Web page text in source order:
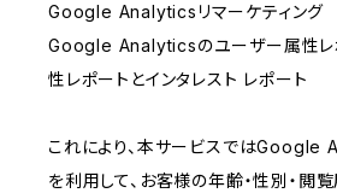
Google Analyticsリマーケティング
Google Analyticsのユーザー属性レ
性レポートとインタレスト レポート
これにより、本サービスでは
を利用して、お客様の年齢・性別・閲